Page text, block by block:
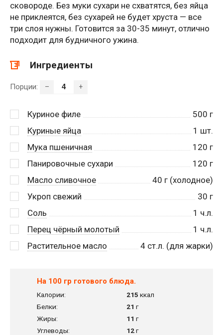
сковороде. Без муки сухари не схватятся, без яйца
не приклеятся, без сухарей не будет хруста — все
три слоя нужны. Готовится за 30-35 минут, отлично
подходит для будничного ужина.
Ингредиенты
Порции: – +
Куриное филе 500 г
Куриные яйца
1 шт.
Мука пшеничная
120 г
Панировочные сухари
120 г
Масло сливочное
40 г (холодное)
Укроп свежий
30 г
Соль
1 ч.л.
Перец чёрный молотый
1 ч.л.
Растительное масло
4 ст.л. (для жарки)
На 100 гр готового блюда.
Калории: 215 ккал
Белки:
21 г
Жиры:
11 г
Углеводы:
12г